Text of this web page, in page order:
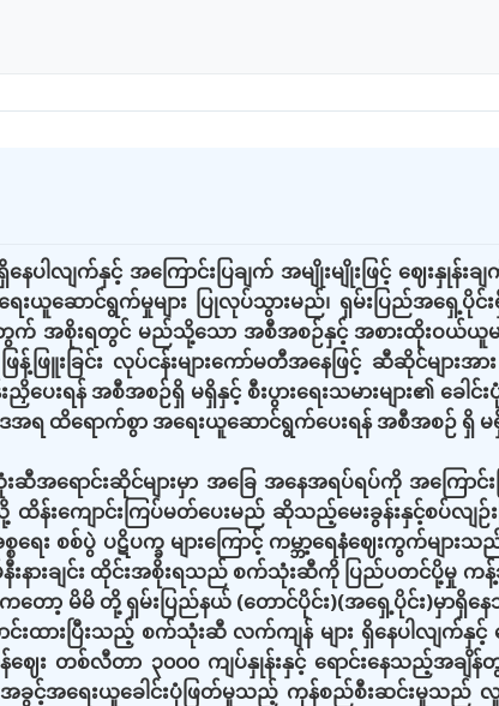
လျက်နှင့် အကြောင်းပြချက် အမျိုးမျိုးဖြင့် ဈေးနှုန်းချ
ောင်ရွက်မှုများ ပြုလုပ်သွားမည်၊ ရှမ်းပြည်အရှေ့ပိုင်းရှိ
က် အစိုးရတွင် မည်သို့သော အစီအစဉ်နှင့် အစားထိုးဝယ်ယူမည့်
းခြင်း လုပ်ငန်းများကော်မတီအနေဖြင့် ဆီဆိုင်များအာ
ေးရန် အစီအစဉ်ရှိ မရှိနှင့် စီးပွားရေးသမားများ၏ ခေ
ထိရောက်စွာ အရေးယူဆောင်ရွက်ပေးရန် အစီအစဉ် ရှိ မရှိ
ရောင်းဆိုင်များမှာ အခြေ အနေအရပ်ရပ်ကို အကြောင်းပ
ကျောင်းကြပ်မတ်ပေးမည် ဆိုသည့်မေးခွန်းနှင့်စပ်လျဉ်းပြီ
း စစ်ပွဲ ပဋိပက္ခ များကြောင့် ကမ္ဘာ့ရေနံဈေးကွက်မျာ
အိမ်နီးနားချင်း ထိုင်းအစိုးရသည် စက်သုံးဆီကို ပြည်ပတ
ော့ မိမိ တို့ ရှမ်းပြည်နယ် (တောင်ပိုင်း)(အရှေ့ပိုင်း)မှာရှိ
းပြီးသည့် စက်သုံးဆီ လက်ကျန် များ ရှိနေပါလျက်နှင့်
န်ဈေး တစ်လီတာ ၃၀၀၀ ကျပ်နှုန်းနှင့် ရောင်းနေသည့်အခ
အခွင့်အရေးယူခေါင်းပုံဖြတ်မှုသည့် ကုန်စည်စီးဆင်းမှုသည် လူ